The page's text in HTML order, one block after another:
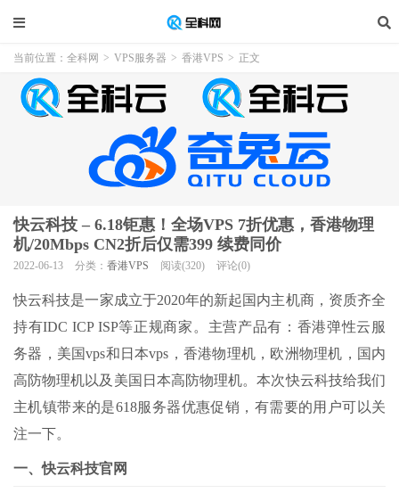
当前位置： 全科网 > VPS服务器 > 香港VPS > 正文
快云科技 – 6.18钜惠！全场VPS 7折优惠，香港物理
机/20Mbps CN2折后仅需399 续费同价
2022-06-13 分类： 香港VPS 阅读(320) 评论(0)
快云科技是一家成立于2020年的新起国内主机商，资质齐全
持有IDC ICP ISP等正规商家。主营产品有：香港弹性云服
务器，美国vps和日本vps，香港物理机，欧洲物理机，国内
高防物理机以及美国日本高防物理机。本次快云科技给我们
主机镇带来的是618服务器优惠促销，有需要的用户可以关
注一下。
一、快云科技官网